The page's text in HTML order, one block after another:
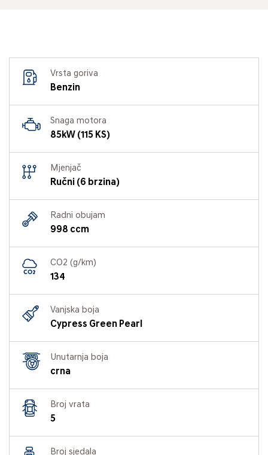
Vrsta goriva
Benzin
Snaga motora
85kW (115 KS)
Mjenjač
Ručni (6 brzina)
Radni obujam
998 ccm
CO2 (g/km)
134
Vanjska boja
Cypress Green Pearl
Unutarnja boja
crna
Broj vrata
5
Broj sjedala